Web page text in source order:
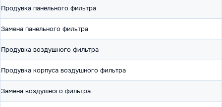
Продувка панельного фильтра
Замена панельного фильтра
Продувка воздушного фильтра
Продувка корпуса воздушного фильтра
Замена воздушного фильтра